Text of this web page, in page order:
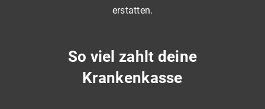
erstatten.
So viel zahlt deine
Krankenkasse